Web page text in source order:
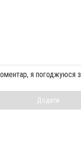
я погоджуюся з
Додати